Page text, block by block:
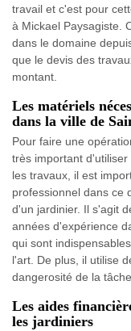
travail et c'est pour
à Mickael Paysagiste.
dans le domaine
que le devis des
montant.
Les matériels
dans la ville de
Pour faire une
très important
les travaux, il est
professionnel dans ce
d'un jardinier. Il s'agit
années d'expérience
qui sont
l'art. De plus, il utilise
dangerosité de la
Les aides
les jardiniers